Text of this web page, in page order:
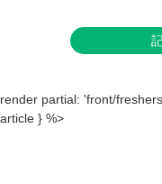
render partial: 'front/
article } %>